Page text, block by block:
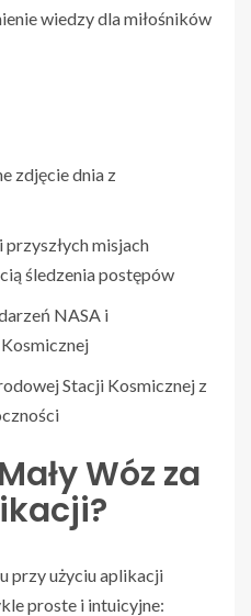
wiedzy dla miłośników
zdjęcie dnia z
misjach
śledzenia postępów
NASA i
Stacji Kosmicznej z
Wóz za
przy użyciu aplikacji
proste i intuicyjne: